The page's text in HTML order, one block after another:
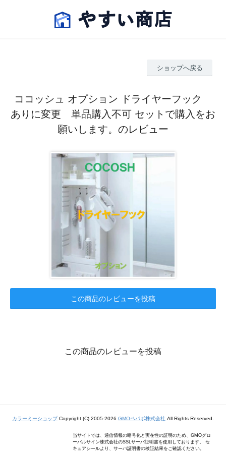
ショップへ戻る
ココッシュ オプション ドライヤーフック
ありに変更 単品購入不可 セットで購入をお
願いします。のレビュー
この商品のレビューを投稿
この商品のレビューを投稿
カラーミーショップCopyright (C) 2005-2026 GMOペパボ株式会社 All Rights Reserved.
当サイトでは、通信情報の暗号化と実在性の証明のため、GMOグロ
ーバルサイン株式会社のSSLサーバ証明書を使用しております。 セ
キュアシールより、サーバ証明書の検証結果をご確認ください。